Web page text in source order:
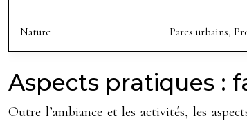
Nature Parcs urbains,
Aspects pratiques :
Outre l’ambiance et les activités, les